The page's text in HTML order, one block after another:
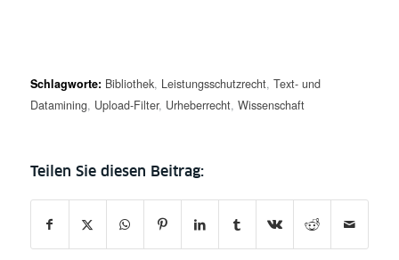
Schlagworte: Bibliothek, Leistungsschutzrecht, Text- und
Datamining, Upload-Filter, Urheberrecht, Wissenschaft